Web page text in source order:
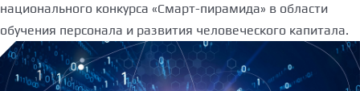
национального конкурса «Смарт-пирамида» в области
обучения персонала и развития человеческого капитала.